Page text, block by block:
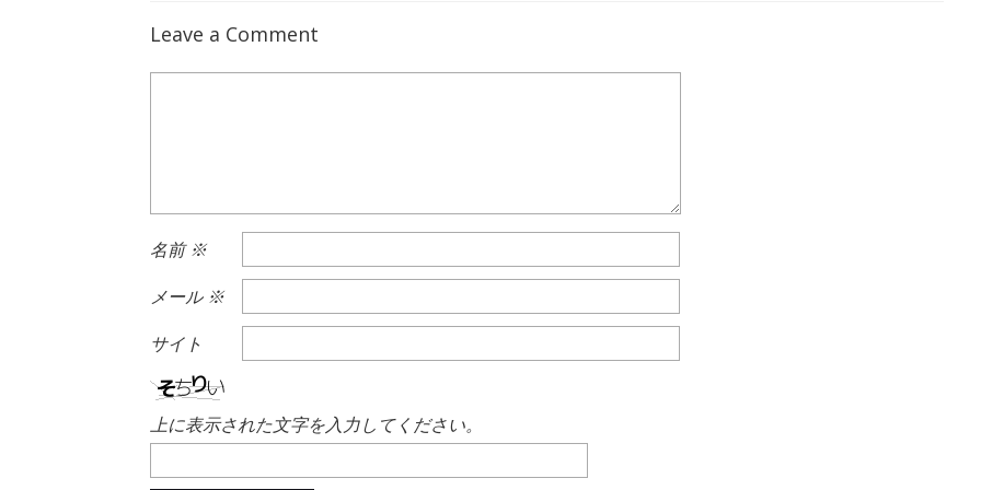
Leave a Comment
名前※
メール ※
サイト
上に表示された文字を入力してください。